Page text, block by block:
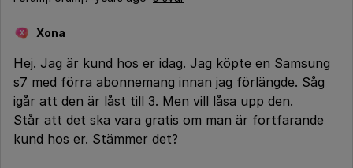
X Xona
Hej. Jag är kund hos er idag. Jag köpte en Samsung
s7 med förra abonnemang innan jag förlängde. Såg
igår att den är låst till 3. Men vill låsa upp den.
Står att det ska vara gratis om man är fortfarande
kund hos er. Stämmer det?